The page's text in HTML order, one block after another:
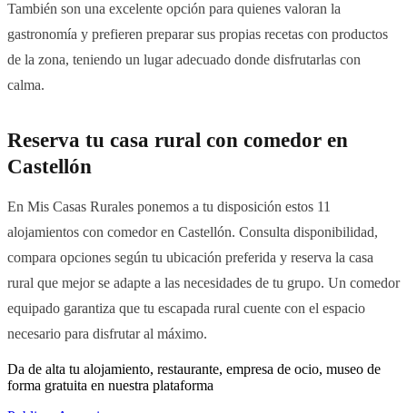
También son una excelente opción para quienes valoran la
gastronomía y prefieren preparar sus propias recetas con productos
de la zona, teniendo un lugar adecuado donde disfrutarlas con
calma.
Reserva tu casa rural con comedor en
Castellón
En Mis Casas Rurales ponemos a tu disposición estos 11
alojamientos con comedor en Castellón. Consulta disponibilidad,
compara opciones según tu ubicación preferida y reserva la casa
rural que mejor se adapte a las necesidades de tu grupo. Un comedor
equipado garantiza que tu escapada rural cuente con el espacio
necesario para disfrutar al máximo.
Da de alta tu alojamiento, restaurante, empresa de ocio, museo de
forma gratuita en nuestra plataforma